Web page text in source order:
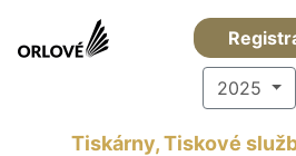
2025
Tiskárny, Tiskové